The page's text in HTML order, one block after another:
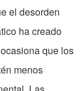
el desorden
ha creado
que los
menos